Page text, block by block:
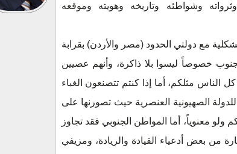
وشواطئه وتاريخه وهويته وموقعه
مع دولتي الحدود (مصر والأردن) بقرابة
خصوصاً ليسوا بلا ذاكرة، وأنهم عصيين
الناس مثلكم، أما إذا كنتم تتصنعون الغباء
الصهيونية العنصرية حيث تصورنها على
معنوياً، أما المواطن الجنوبي فقد تجاوز
من بعض أدعياء القيادة والريادة، ومزيفي